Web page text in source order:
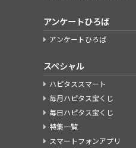
アンケートひろば
アンケートひろば
スペシャル
ハピタススマート
毎月ハピタス宝くじ
毎日ハピタス宝くじ
特集一覧
スマートフォンアプリ